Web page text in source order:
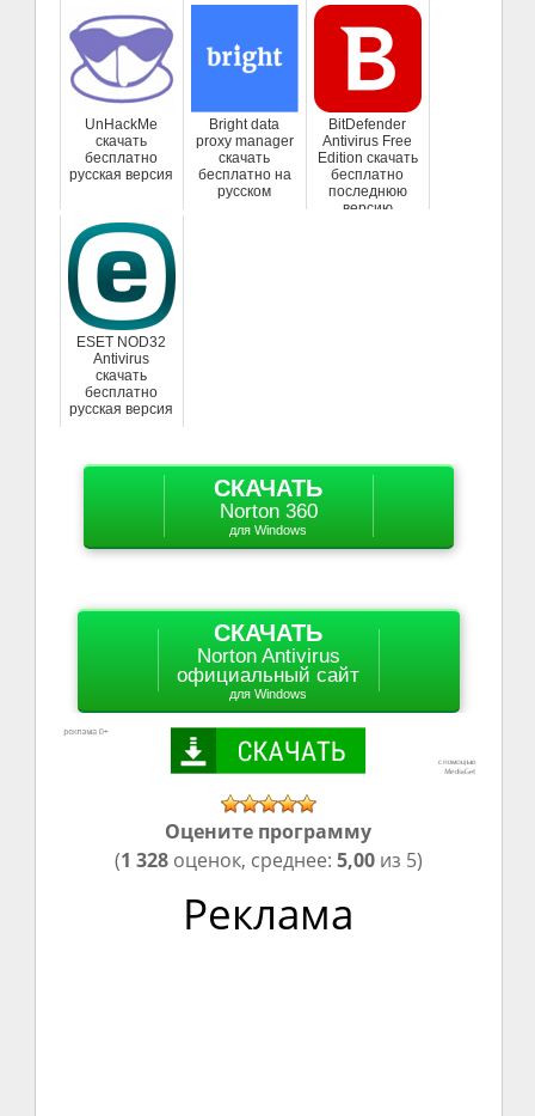
UnHackMe
скачать
бесплатно
русская версия
Bright data
proxy manager
скачать
бесплатно на
русском
BitDefender
Antivirus Free
Edition скачать
бесплатно
последнюю
версию
ESET NOD32
Antivirus
скачать
бесплатно
русская версия
СКАЧАТЬ
Norton 360
для Windows
СКАЧАТЬ
Norton Antivirus
официальный сайт
для Windows
Оцените программу
(1 328оценок, среднее: 5,00из 5)
Реклама